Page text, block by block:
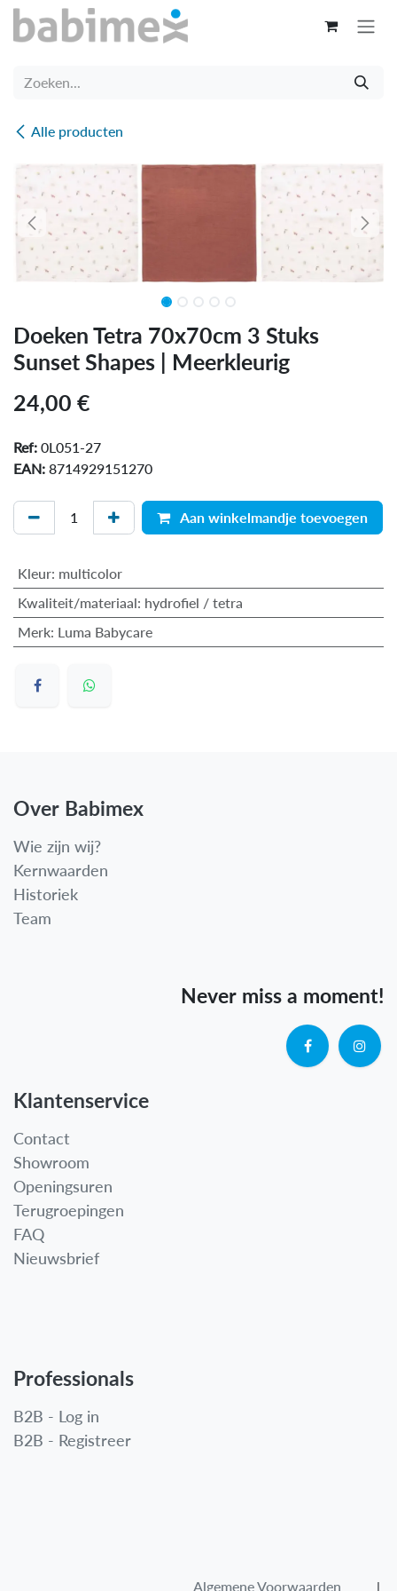
Overslaan naar inhoud
Alle producten
Doeken Tetra 70x70cm 3 Stuks
Sunset Shapes | Meerkleurig
24,00 €
Ref: 0L051-27
EAN: 8714929151270
Aan winkelmandje toevoegen
Kleur: multicolor
Kwaliteit/materiaal: hydrofiel / tetra
Merk: Luma Babycare
Over Babimex
Wie zijn wij?
Kernwaarden
Historiek
Team
Never miss a moment!
Klantenservice
Contact
Showroom
Openingsuren
Terugroepingen
FAQ
Nieuwsbrief
Professionals
B2B - Log in
B2B - Registreer
Algemene Voorwaarden​ l